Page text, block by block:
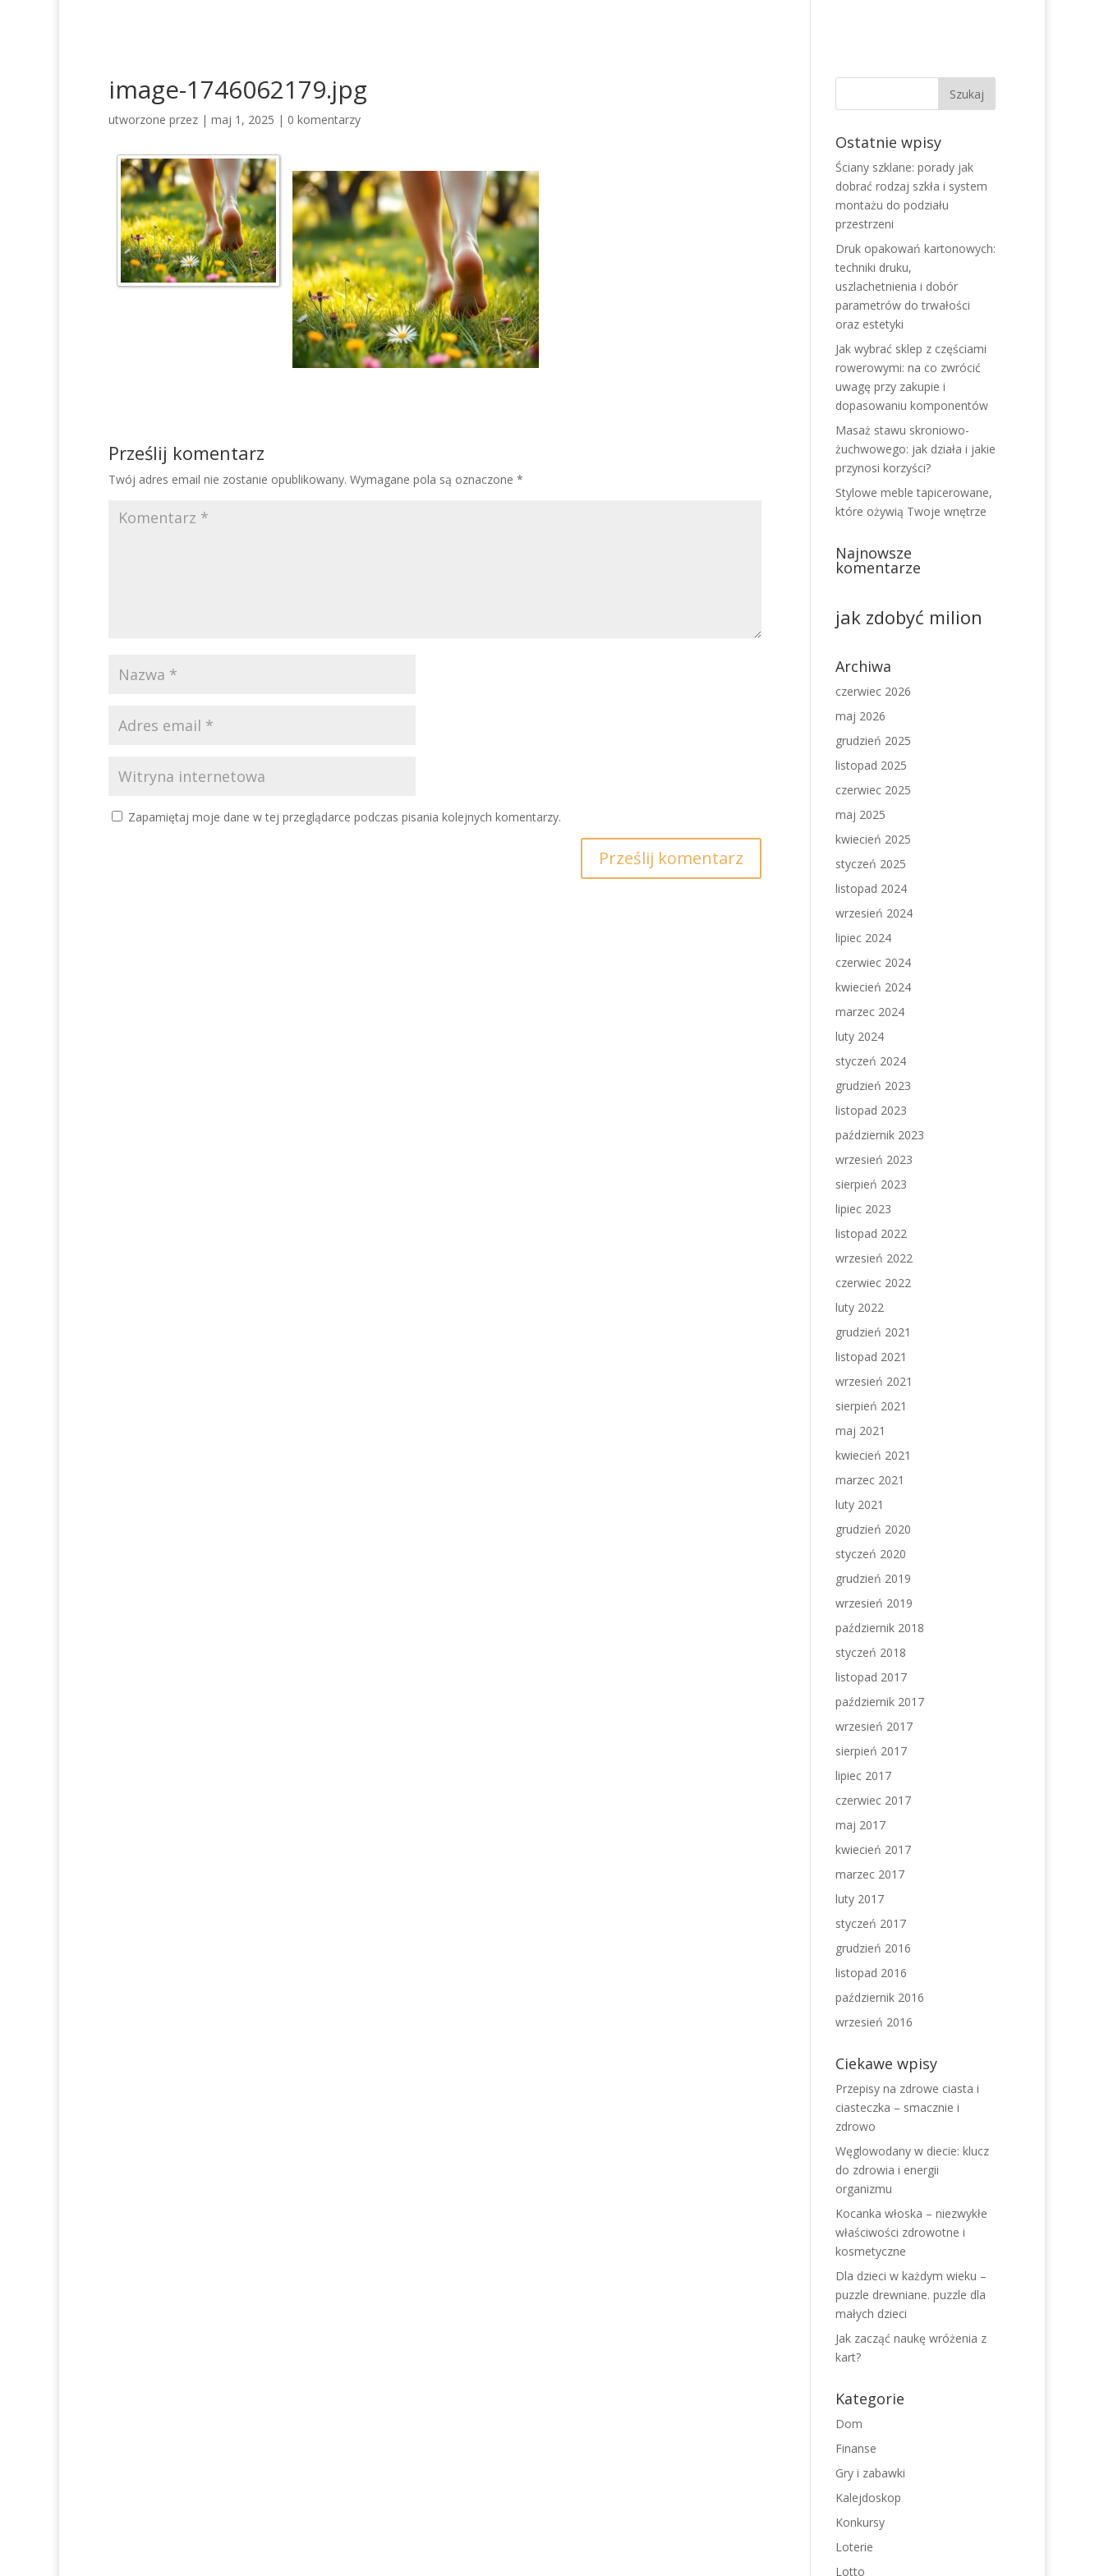
image-1746062179.jpg
utworzone przez | maj 1, 2025 | 0 komentarzy
Prześlij komentarz
Twój adres email nie zostanie opublikowany. Wymagane pola są oznaczone *
Zapamiętaj moje dane w tej przeglądarce podczas pisania kolejnych komentarzy.
Ostatnie wpisy
Ściany szklane: porady jak
dobrać rodzaj szkła i system
montażu do podziału
przestrzeni
Druk opakowań kartonowych:
techniki druku,
uszlachetnienia i dobór
parametrów do trwałości
oraz estetyki
Jak wybrać sklep z częściami
rowerowymi: na co zwrócić
uwagę przy zakupie i
dopasowaniu komponentów
Masaż stawu skroniowo-
żuchwowego: jak działa i jakie
przynosi korzyści?
Stylowe meble tapicerowane,
które ożywią Twoje wnętrze
Najnowsze
komentarze
jak zdobyć milion
Archiwa
czerwiec 2026
maj 2026
grudzień 2025
listopad 2025
czerwiec 2025
maj 2025
kwiecień 2025
styczeń 2025
listopad 2024
wrzesień 2024
lipiec 2024
czerwiec 2024
kwiecień 2024
marzec 2024
luty 2024
styczeń 2024
grudzień 2023
listopad 2023
październik 2023
wrzesień 2023
sierpień 2023
lipiec 2023
listopad 2022
wrzesień 2022
czerwiec 2022
luty 2022
grudzień 2021
listopad 2021
wrzesień 2021
sierpień 2021
maj 2021
kwiecień 2021
marzec 2021
luty 2021
grudzień 2020
styczeń 2020
grudzień 2019
wrzesień 2019
październik 2018
styczeń 2018
listopad 2017
październik 2017
wrzesień 2017
sierpień 2017
lipiec 2017
czerwiec 2017
maj 2017
kwiecień 2017
marzec 2017
luty 2017
styczeń 2017
grudzień 2016
listopad 2016
październik 2016
wrzesień 2016
Ciekawe wpisy
Przepisy na zdrowe ciasta i
ciasteczka – smacznie i
zdrowo
Węglowodany w diecie: klucz
do zdrowia i energii
organizmu
Kocanka włoska – niezwykłe
właściwości zdrowotne i
kosmetyczne
Dla dzieci w każdym wieku –
puzzle drewniane. puzzle dla
małych dzieci
Jak zacząć naukę wróżenia z
kart?
Kategorie
Dom
Finanse
Gry i zabawki
Kalejdoskop
Konkursy
Loterie
Lotto